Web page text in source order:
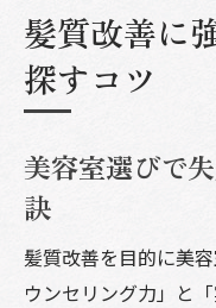
善方法
髪質改善重
る方法
美容室で受
堺市の美容
髪施術
髪質改善に
探すコツ
美容室選びで
訣
髪質改善を目的に美
ウンセリング力」と